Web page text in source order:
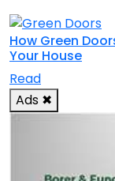
How Green
Your House
Read
Ads ✖